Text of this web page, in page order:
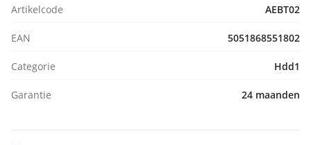
Artikelcode AEBT02
EAN 5051868551802
Categorie Hdd1
Garantie 24 maanden